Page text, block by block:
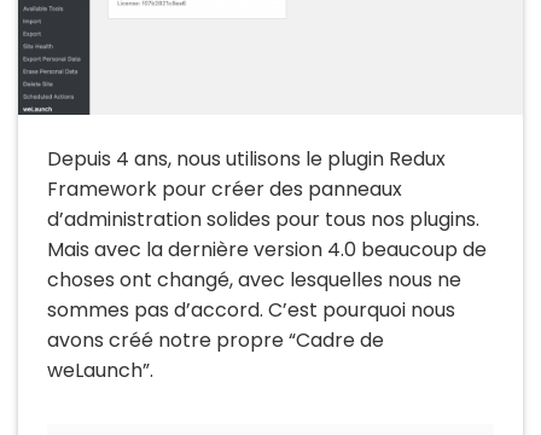
Depuis 4 ans, nous utilisons le plugin Redux
Framework pour créer des panneaux
d’administration solides pour tous nos plugins.
Mais avec la dernière version 4.0 beaucoup de
choses ont changé, avec lesquelles nous ne
sommes pas d’accord. C’est pourquoi nous
avons créé notre propre “Cadre de
weLaunch”.